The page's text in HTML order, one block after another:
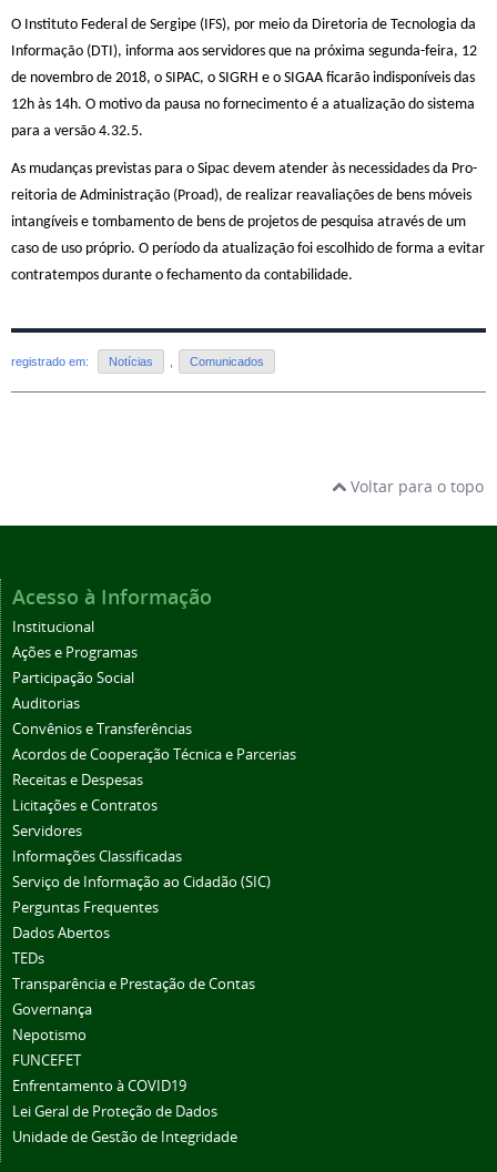
O Instituto Federal de Sergipe (IFS), por meio da Diretoria de Tecnologia da
Informação (DTI), informa aos servidores que na próxima segunda-feira, 12
de novembro de 2018, o SIPAC, o SIGRH e o SIGAA ficarão indisponíveis das
12h às 14h. O motivo da pausa no fornecimento é a atualização do sistema
para a versão 4.32.5.
As mudanças previstas para o Sipac devem atender às necessidades da Pro-
reitoria de Administração (Proad), de realizar reavaliações de bens móveis
intangíveis e tombamento de bens de projetos de pesquisa através de um
caso de uso próprio. O período da atualização foi escolhido de forma a evitar
contratempos durante o fechamento da contabilidade.
registrado em: Notícias , Comunicados
Voltar para o topo
Acesso à Informação
Institucional
Ações e Programas
Participação Social
Auditorias
Convênios e Transferências
Acordos de Cooperação Técnica e Parcerias
Receitas e Despesas
Licitações e Contratos
Servidores
Informações Classificadas
Serviço de Informação ao Cidadão (SIC)
Perguntas Frequentes
Dados Abertos
TEDs
Transparência e Prestação de Contas
Governança
Nepotismo
FUNCEFET
Enfrentamento à COVID19
Lei Geral de Proteção de Dados
Unidade de Gestão de Integridade